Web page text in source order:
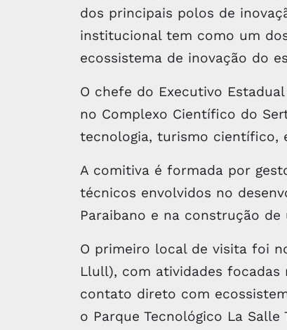
dos principais polos de
institucional tem como um
ecossistema de inovação do
O chefe do Executivo
no Complexo Científico do
tecnologia, turismo científico,
A comitiva é formada por
técnicos envolvidos no
Paraibano e na construção
O primeiro local de visita foi
Llull), com atividades focadas
contato direto com
o Parque Tecnológico La